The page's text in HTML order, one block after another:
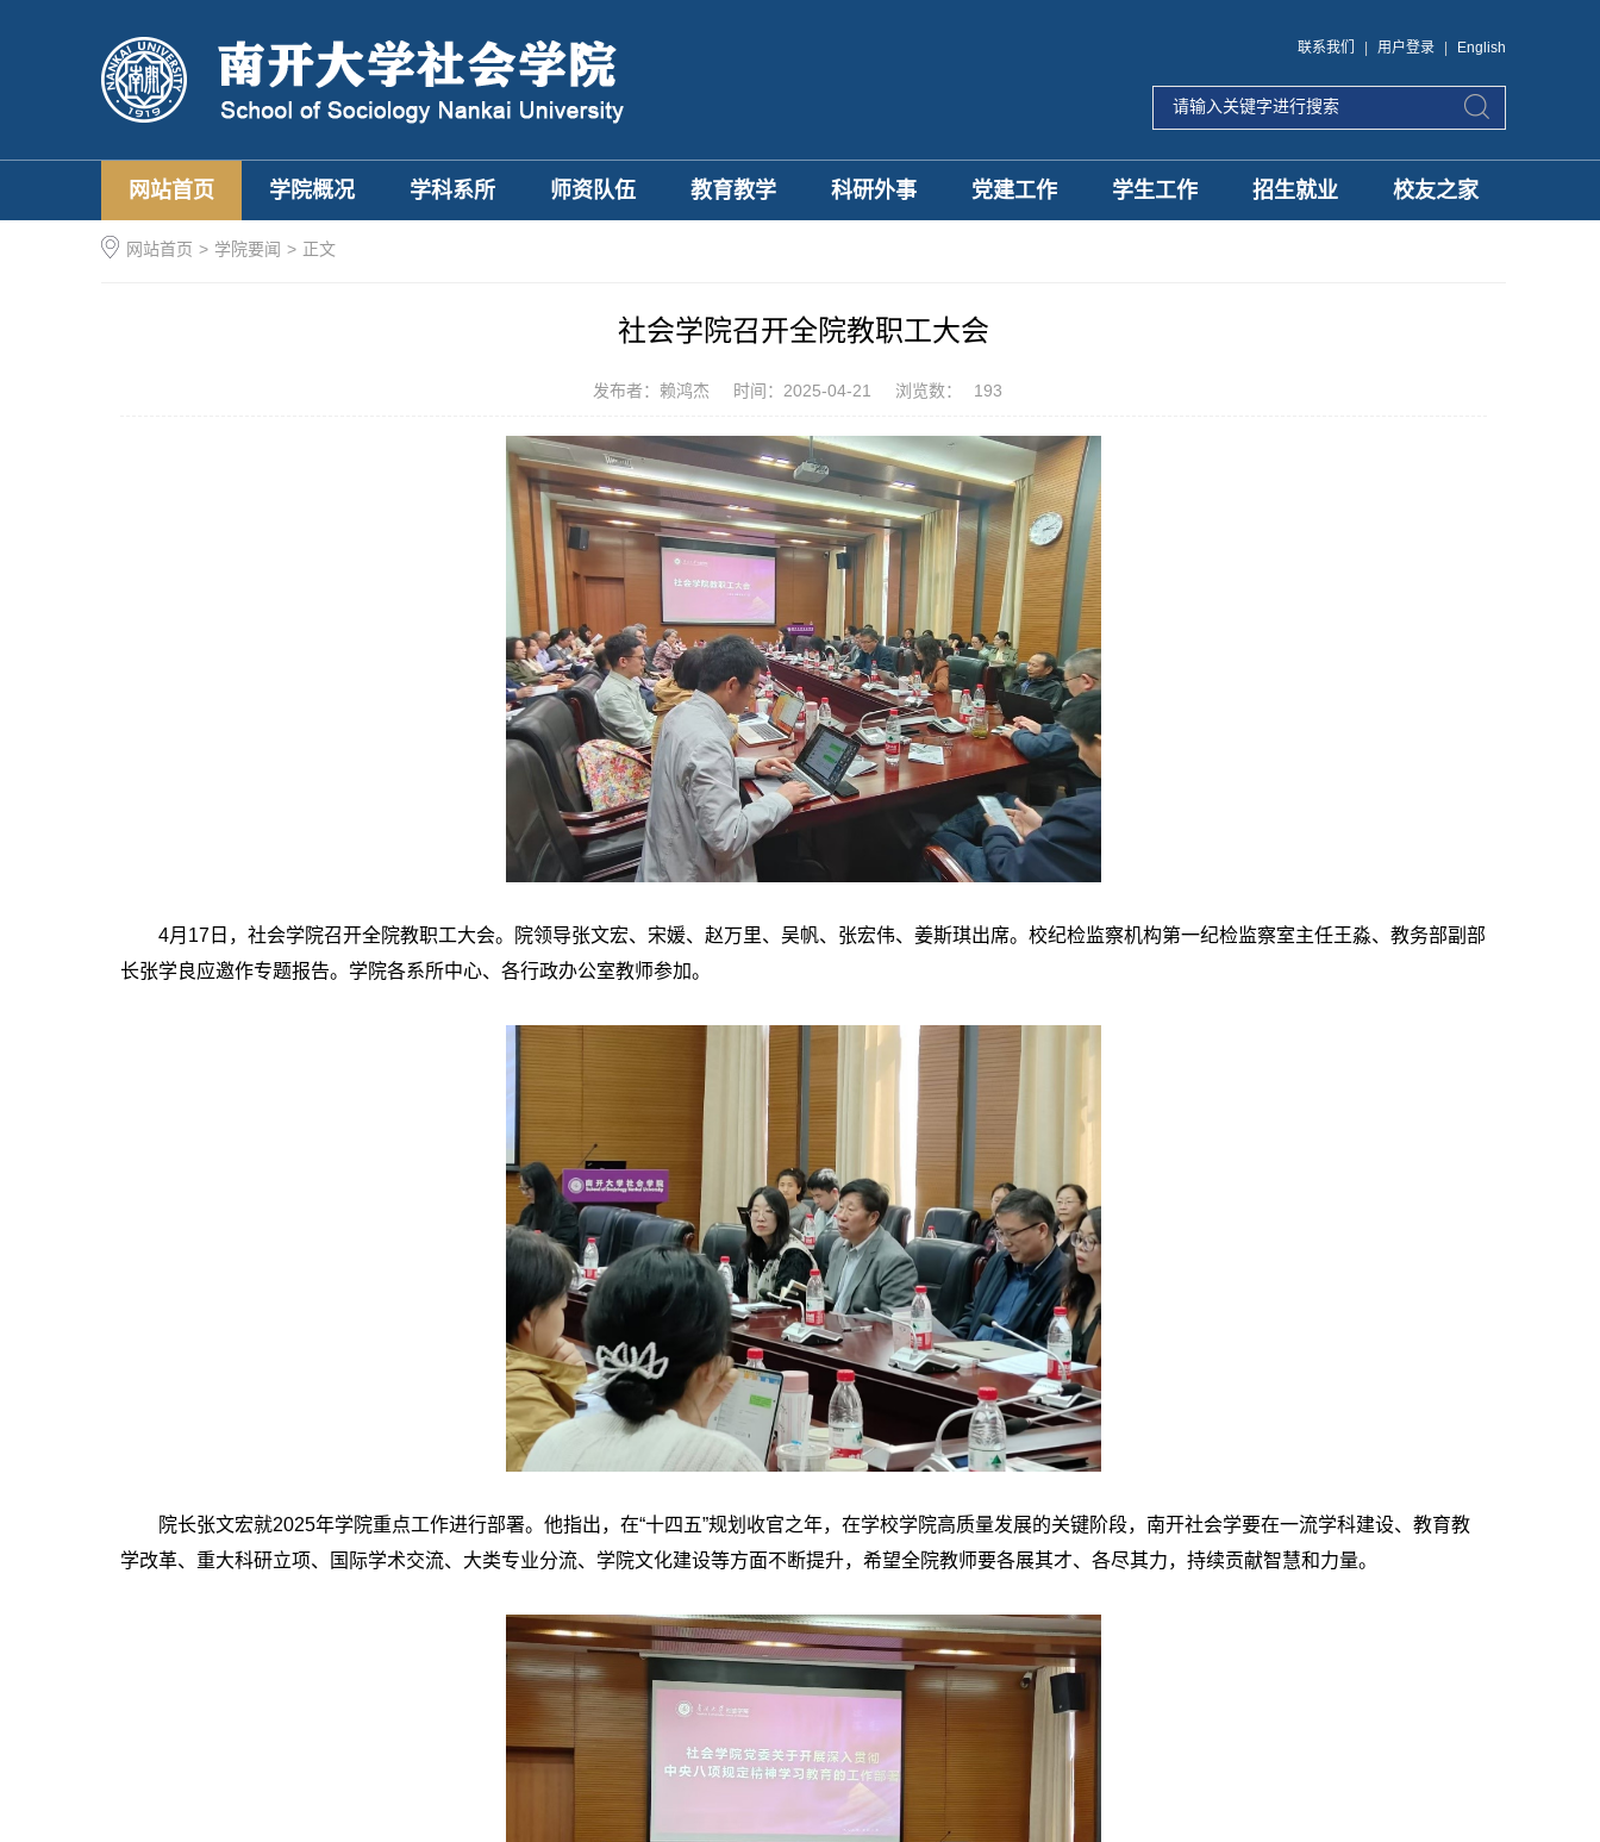
联系我们 用户登录 English
网站首页 学院概况 学科系所 师资队伍 教育教学 科研外事 党建工作 学生工作 招生就业 校友之家
网站首页 > 学院要闻 > 正文
社会学院召开全院教职工大会
发布者：赖鸿杰 时间：2025-04-21 浏览数： 193
4月17日，社会学院召开全院教职工大会。院领导张文宏、宋媛、赵万里、 吴帆、 张宏伟、姜斯琪出席。校纪检监察机构第一纪检监察室主任王淼、教务部副部
长张学良应邀作专题报告。学院各系所中心、各行政办公室教师参加。
院长张文宏就2025年学院重点工作进行部署。他指出，在“十四五”规划收官之年，在学校学院高质量发展的关键阶段，南开社会学要在一流学科建设、教育教
学改革、重大科研立项、国际学术交流、大类专业分流、学院文化建设等方面不断提升，希望全院教师要各展其才、各尽其力，持续贡献智慧和力量。